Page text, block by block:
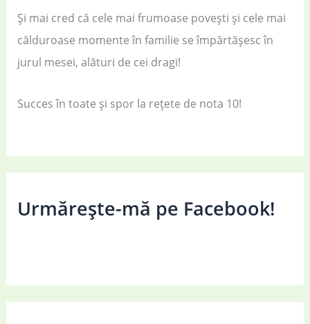
Și mai cred că cele mai frumoase povești și cele mai
călduroase momente în familie se împărtășesc în
jurul mesei, alături de cei dragi!
Succes în toate și spor la rețete de nota 10!
Urmărește-mă pe Facebook!